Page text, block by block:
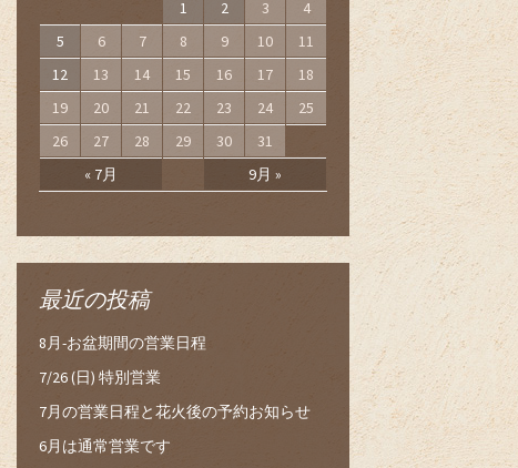
« 7月 9月 »
1 2 3
4
5
6 7 8 9 10
11
12
13 14 15 16 17
18
19
20 21 22 23 24
25
26
27 28 29 30 31
最近の投稿
8月-お盆期間の営業日程
7/26 (日) 特別営業
7月の営業日程と花火後の予約お知らせ
6月は通常営業です